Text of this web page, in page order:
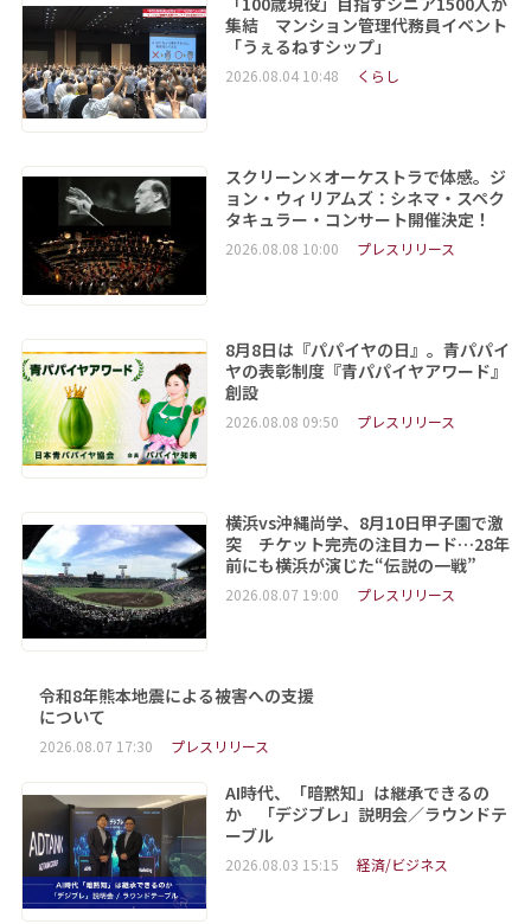
集結 マンション管理代務員イベント
「うぇるねすシップ」
2026.08.04 10:48 くらし
スクリーン×オーケストラで体感。ジ
ョン・ウィリアムズ：シネマ・スペク
タキュラー・コンサート開催決定！
2026.08.08 10:00 プレスリリース
8月8日は『パパイヤの日』。青パパイ
ヤの表彰制度『青パパイヤアワード』
創設
2026.08.08 09:50 プレスリリース
横浜vs沖縄尚学、8月10日甲子園で激
突 チケット完売の注目カード…28年
前にも横浜が演じた“伝説の一戦”
2026.08.07 19:00 プレスリリース
令和8年熊本地震による被害への支援
について
2026.08.07 17:30 プレスリリース
AI時代、「暗黙知」は継承できるの
か 「デジブレ」説明会／ラウンドテ
ーブル
2026.08.03 15:15 経済/ビジネス